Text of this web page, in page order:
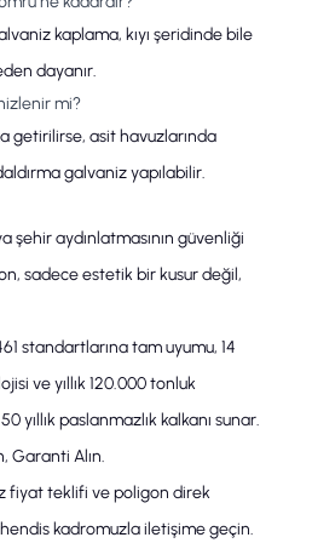
kaplama, kıyı şeridinde bile
dayanır.
mi?
getirilirse, asit havuzlarında
galvanizyapılabilir.
şehir aydınlatmasının güvenliği
sadece estetik bir kusur değil,
standartlarına tam uyumu, 14
ve yıllık 120.000 tonluk
50 yıllık paslanmazlık kalkanı sunar.
Garanti Alın.
fiyat teklifi vepoligon direk
kadromuzla iletişime geçin.